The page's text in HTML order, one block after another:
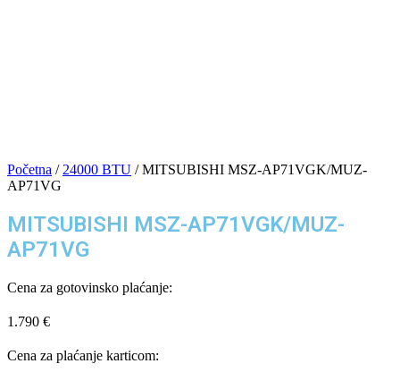
Početna / 24000 BTU / MITSUBISHI MSZ-AP71VGK/MUZ-
AP71VG
MITSUBISHI MSZ-AP71VGK/MUZ-
AP71VG
Cena za gotovinsko plaćanje:
1.790 €
Cena za plaćanje karticom: